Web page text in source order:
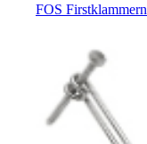
FOS Firstklammern